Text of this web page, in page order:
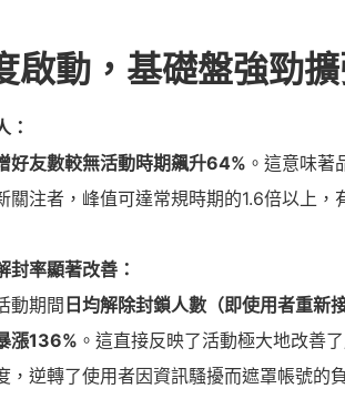
啟動，基礎盤強勁
：
好友數較無活動時期飆升64% 。這意味著
關注者，峰值可達常規時期的1.6倍以上，
封率顯著改善：
動期間 日均解除封鎖人數（即使用者重新
漲136% 。這直接反映了活動極大地改善
，逆轉了使用者因資訊騷擾而遮罩帳號的